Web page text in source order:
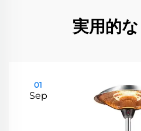
実用的
01
Sep